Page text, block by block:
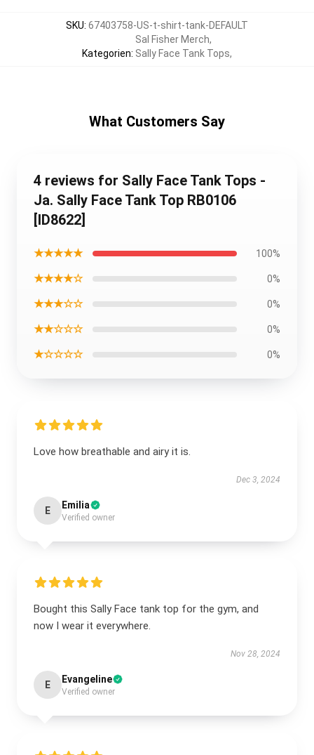
SKU: 67403758-US-t-shirt-tank-DEFAULT
Kategorien:
Sal Fisher Merch,
Sally Face Tank Tops,
What Customers Say
4 reviews for Sally Face Tank Tops -
Ja. Sally Face Tank Top RB0106
[ID8622]
★★★★★ 100%
★★★★☆ 0%
★★★☆☆ 0%
★★☆☆☆ 0%
★☆☆☆☆ 0%
Love how breathable and airy it is.
Dec 3, 2024
E Emilia
Verified owner
Bought this Sally Face tank top for the gym, and
now I wear it everywhere.
Nov 28, 2024
E Evangeline
Verified owner